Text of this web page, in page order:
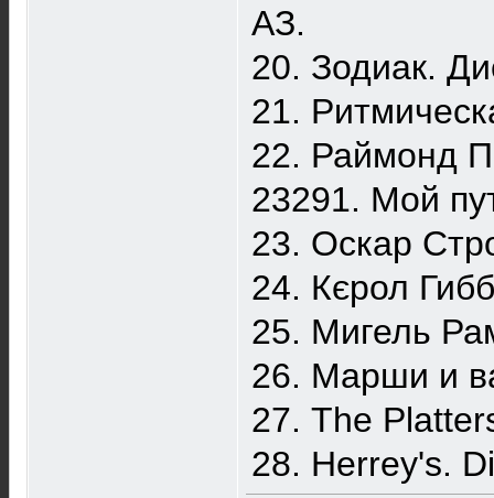
АЗ.
20. Зодиак.
21.
22. Раймонд
23291. Мой
23. Оскар
24. Кєрол
25. Мигель
26. Марши и
27. The
28. Herrey's.